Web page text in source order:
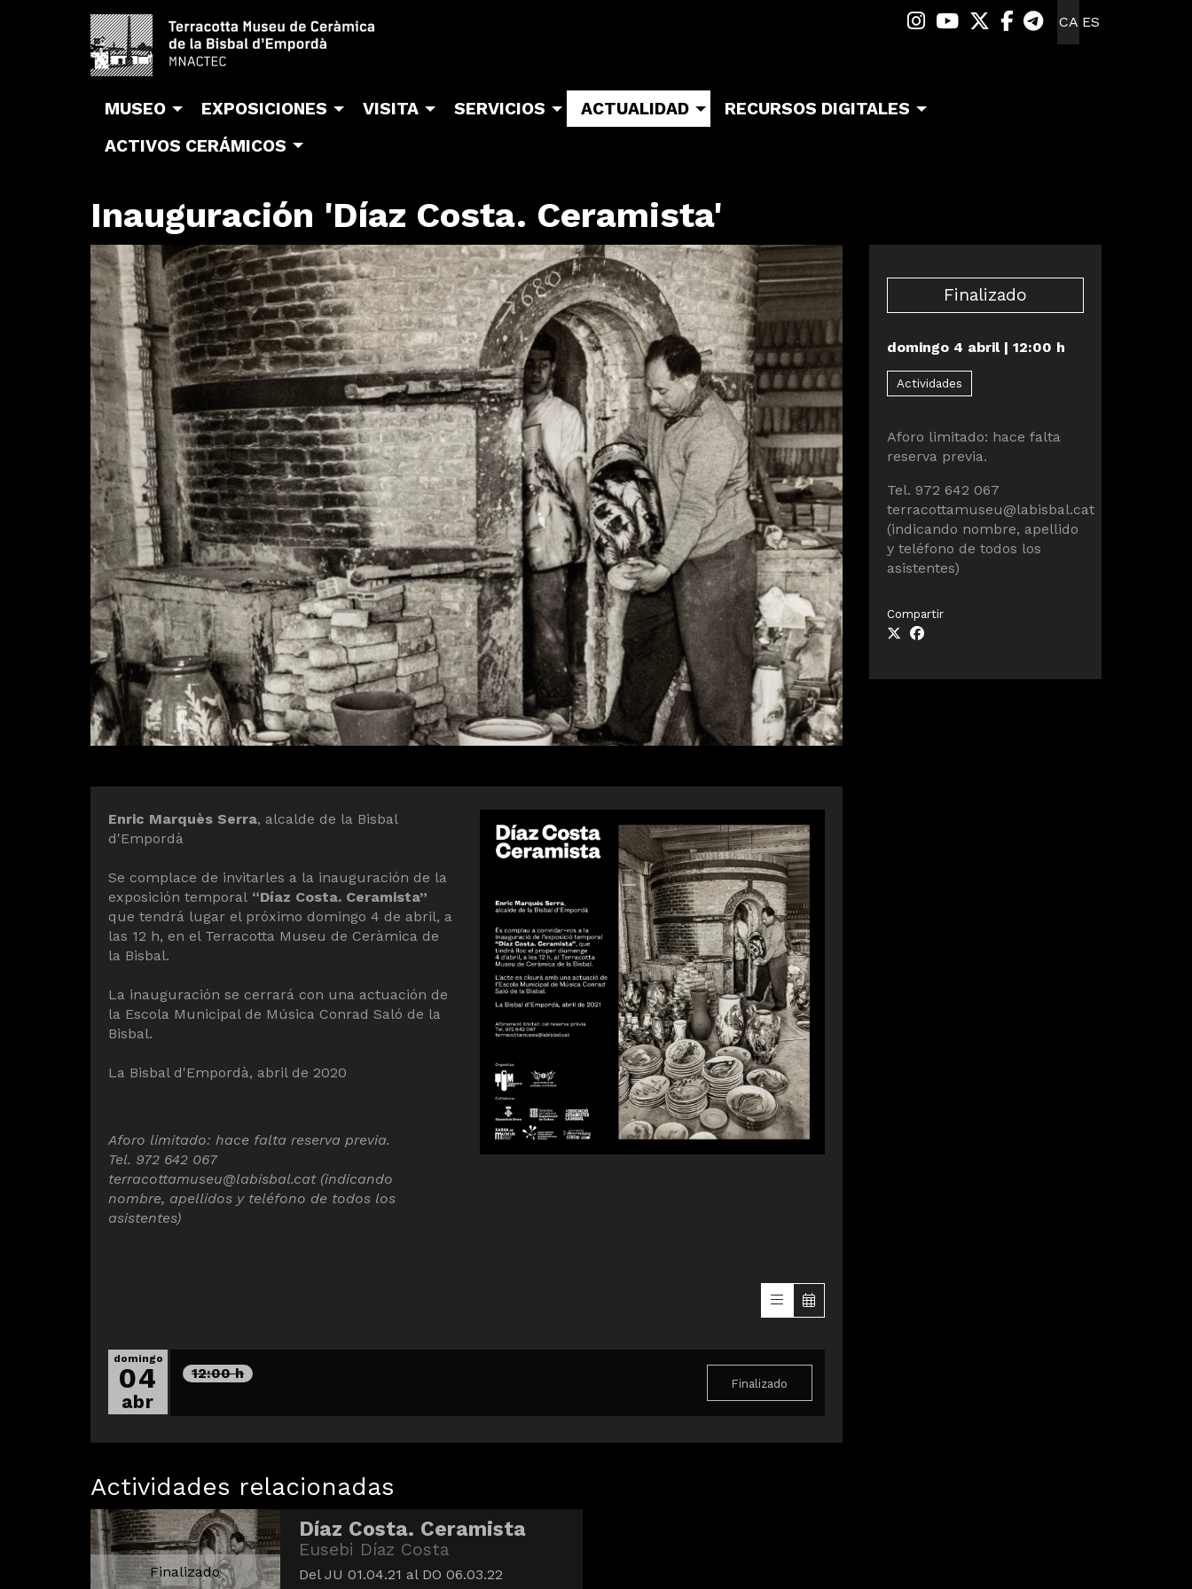
CA ES
Link a instagram
Link a youtube
Link a twitter
Link a facebook
Link a
MUSEO EXPOSICIONES VISITA SERVICIOS ACTUALIDAD
RECURSOS DIGITALES
ACTIVOS CERÁMICOS
Inauguración 'Díaz Costa. Ceramista'
Finalizado
domingo 4 abril| 12:00 h
Actividades
Aforo limitado: hace falta
reserva previa.
Tel. 972 642 067
terracottamuseu@labisbal.cat
(indicando nombre, apellido
y teléfono de todos los
asistentes)
Compartir
Enric Marquès Serra, alcalde de la Bisbal
d'Empordà
Se complace de invitarles a la inauguración de la
exposición temporal “Díaz Costa. Ceramista”
que tendrá lugar el próximo domingo 4 de abril, a
las 12 h, en el Terracotta Museu de Ceràmica de
la Bisbal.
La inauguración se cerrará con una actuación de
la Escola Municipal de Música Conrad Saló de la
Bisbal.
La Bisbal d'Empordà, abril de 2020
Aforo limitado: hace falta reserva previa.
Tel. 972 642 067
terracottamuseu@labisbal.cat (indicando
nombre, apellidos y teléfono de todos los
asistentes)
domingo
04
abr
12:00 h
Finalizado
Actividades relacionadas
Finalizado
Díaz Costa. Ceramista
Eusebi Díaz Costa
Del JU 01.04.21 al DO 06.03.22